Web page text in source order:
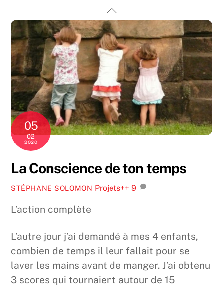
content
05
02
2020
La Conscience de ton temps
STÉPHANE SOLOMON Projets++ 9
L’action complète
L’autre jour j’ai demandé à mes 4 enfants,
combien de temps il leur fallait pour se
laver les mains avant de manger. J’ai obtenu
3 scores qui tournaient autour de 15
Back
To
Top